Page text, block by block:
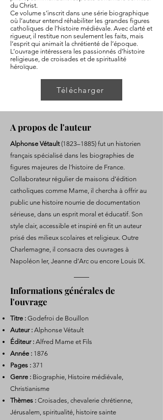
du Christ.
Ce volume s’inscrit dans une série biographique
où l’auteur entend réhabiliter les grandes figures
catholiques de l’histoire médiévale. Avec clarté et
rigueur, il restitue non seulement les faits, mais
l’esprit qui animait la chrétienté de l’époque.
L’ouvrage intéressera les passionnés d’histoire
religieuse, de croisades et de spiritualité
héroïque.
Télécharger
A propos de l'auteur
Alphonse Vétault(1823–1885) fut un historien
français spécialisé dans les biographies de
figures majeures de l’histoire de France.
Collaborateur régulier de maisons d’édition
catholiques comme Mame, il chercha à offrir au
public une histoire nourrie de documentation
sérieuse, dans un esprit moral et éducatif. Son
style clair, accessible et inspiré en fit un auteur
prisé des milieux scolaires et religieux. Outre
Charlemagne, il consacra des ouvrages à
Napoléon Ier, Jeanne d’Arc ou encore Louis IX.
Informations générales de
l'ouvrage
Titre : Godefroi de Bouillon
Auteur : Alphonse Vétault
Éditeur : Alfred Mame et Fils
Année : 1876
Pages : 371
Genre : Biographie, Histoire médiévale,
Christianisme
Thèmes : Croisades, chevalerie chrétienne,
Jérusalem, spiritualité, histoire sainte